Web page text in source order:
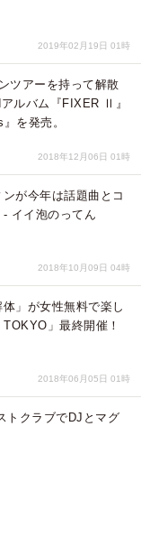
2019年02月19日 01時
ツアーを持って解散
ルバム『FIXER Ⅱ』
を発売。
2018年12月06日 01時
が今年は話題曲とコ
イイ泡のってん
2018年10月09日 04時
」が女性無料で楽し
」最終開催！
2018年06月05日 01時
トクラブでDJとマグ